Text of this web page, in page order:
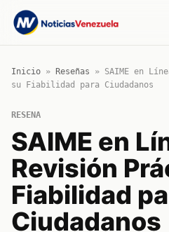
Inicio » Reseñas » SAIME en
su Fiabilidad para Ciudadanos
RESENA
SAIME en
Revisión
Fiabilidad
Ciudadanos